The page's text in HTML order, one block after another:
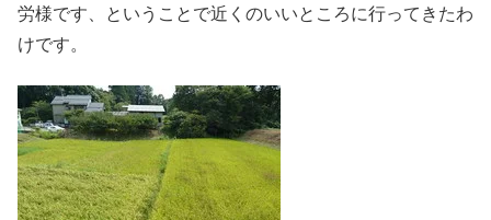
労様です、ということで近くのいいところに行ってきたわ
けです。